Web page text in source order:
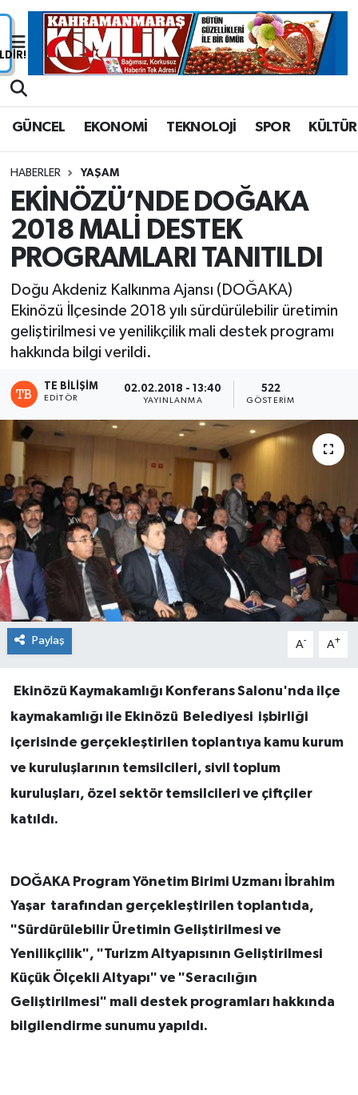
GÜNCEL EKONOMİ TEKNOLOJİ SPOR KÜLTÜR
HABERLER YAŞAM
EKİNÖZÜ’NDE DOĞAKA
2018 MALİ DESTEK
PROGRAMLARI TANITILDI
Doğu Akdeniz Kalkınma Ajansı (DOĞAKA)
Ekinözü İlçesinde 2018 yılı sürdürülebilir üretimin
geliştirilmesi ve yenilikçilik mali destek programı
hakkında bilgi verildi.
TE BILIŞIM
EDITÖR
02.02.2018 - 13:40
YAYINLANMA
522
GÖSTERIM
Paylaş A- A+
Ekinözü Kaymakamlığı Konferans Salonu'nda ilçe
kaymakamlığı ile Ekinözü Belediyesi işbirliği
içerisinde gerçekleştirilen toplantıya kamu kurum
ve kuruluşlarının temsilcileri, sivil toplum
kuruluşları, özel sektör temsilcileri ve çiftçiler
katıldı.
DOĞAKA Program Yönetim Birimi Uzmanı İbrahim
Yaşar tarafından gerçekleştirilen toplantıda,
"Sürdürülebilir Üretimin Geliştirilmesi ve
Yenilikçilik", "Turizm Altyapısının Geliştirilmesi
Küçük Ölçekli Altyapı" ve "Seracılığın
Geliştirilmesi" mali destek programları hakkında
bilgilendirme sunumu yapıldı.
Nöbetçi Eczaneler
Trafik Durumu
Süper Lig Puan Durumu ve Fikstür
Tüm Manşetler
Son Dakika Haberleri
Haber Arşivi